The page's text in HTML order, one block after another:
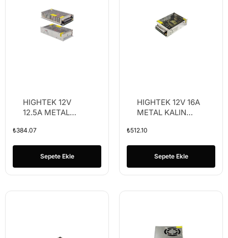
HIGHTEK 12V
12.5A METAL
ADAPTÖR (K50)
₺384.07
Sepete Ekle
HIGHTEK 12V 16A
METAL KALIN
(K50)
₺512.10
Sepete Ekle